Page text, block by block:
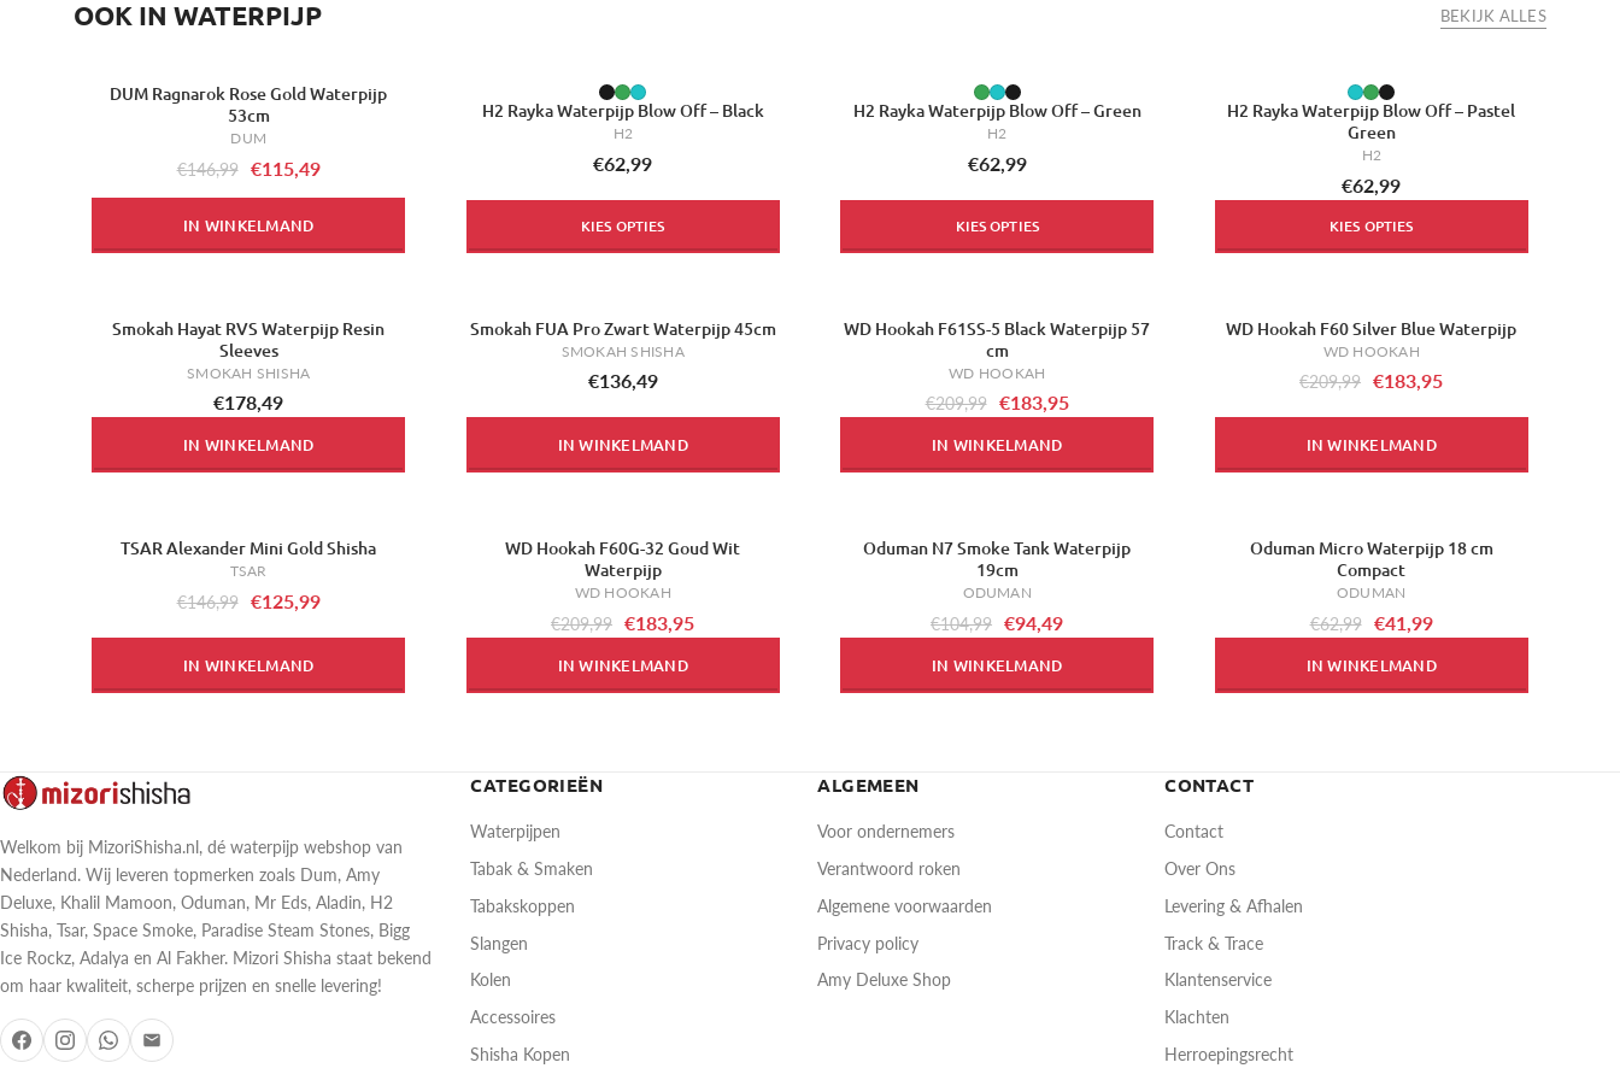
OOK IN WATERPIJP BEKIJK ALLES
-21%
DUM Ragnarok Rose Gold Waterpijp
53cm
DUM
€146,99 €115,49
IN WINKELMAND
H2 Rayka Waterpijp Blow Off – Black
H2
€62,99
KIES OPTIES
H2 Rayka Waterpijp Blow Off – Green
H2
€62,99
KIES OPTIES
H2 Rayka Waterpijp Blow Off – Pastel
Green
H2
€62,99
KIES OPTIES
Smokah Hayat RVS Waterpijp Resin
Sleeves
SMOKAH SHISHA
€178,49
IN WINKELMAND
Smokah FUA Pro Zwart Waterpijp 45cm
SMOKAH SHISHA
€136,49
IN WINKELMAND
-12%
WD Hookah F61SS-5 Black Waterpijp 57
cm
WD HOOKAH
€209,99 €183,95
IN WINKELMAND
-12%
WD Hookah F60 Silver Blue Waterpijp
WD HOOKAH
€209,99 €183,95
IN WINKELMAND
-14%TSAR Alexander Mini Gold Shisha
TSAR
€146,99 €125,99
IN WINKELMAND
WD Hookah F60G-32 Goud Wit
Waterpijp
WD HOOKAH
€209,99 €183,95
IN WINKELMAND
-10%Oduman N7 Smoke Tank Waterpijp
19cm
ODUMAN
€104,99 €94,49
IN WINKELMAND
-33%Oduman Micro Waterpijp 18 cm
Compact
ODUMAN
€62,99 €41,99
IN WINKELMAND
CATEGORIEËN
Waterpijpen
Tabak & Smaken
Tabakskoppen
Slangen
Kolen
Accessoires
Shisha Kopen
ALGEMEEN
Voor ondernemers
Verantwoord roken
Algemene voorwaarden
Privacy policy
Amy Deluxe Shop
CONTACT
Contact
Over Ons
Levering & Afhalen
Track & Trace
Klantenservice
Klachten
Herroepingsrecht
Welkom bij MizoriShisha.nl, dé waterpijp webshop van
Nederland. Wij leveren topmerken zoals Dum, Amy
Deluxe, Khalil Mamoon, Oduman, Mr Eds, Aladin, H2
Shisha, Tsar, Space Smoke, Paradise Steam Stones, Bigg
Ice Rockz, Adalya en Al Fakher. Mizori Shisha staat bekend
om haar kwaliteit, scherpe prijzen en snelle levering!